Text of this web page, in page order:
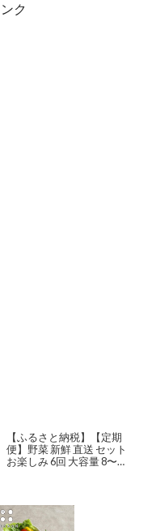
トルト 送料無料
ク
【ふるさと納税】【定期
便】野菜 新鮮 直送 セット
お楽しみ 6回 大容量 8〜10
賀県 鹿島市 ふるさと 人気
送料無料 E-72